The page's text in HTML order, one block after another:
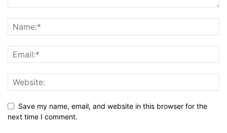
Save my name, email, and website in this browser for the
next time I comment.